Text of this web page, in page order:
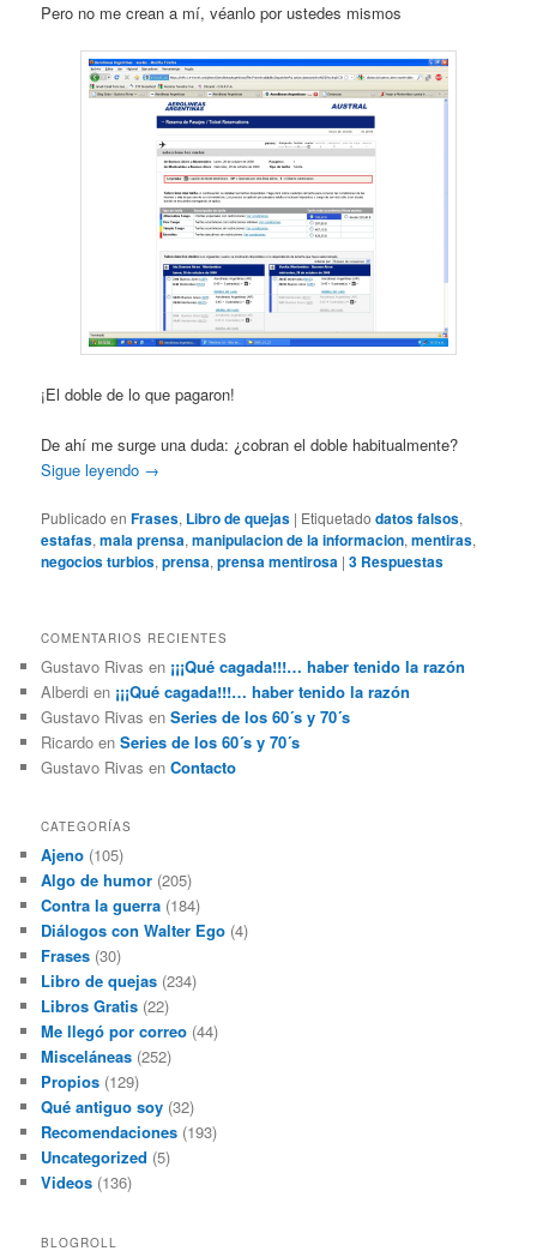
Pero no me crean a mí, véanlo por ustedes mismos
¡El doble de lo que pagaron!
De ahí me surge una duda: ¿cobran el doble habitualmente?
Sigue leyendo →
Publicado en Frases, Libro de quejas | Etiquetado datos falsos,
estafas,mala prensa,manipulacion de la informacion,mentiras,
negocios turbios,prensa,prensa mentirosa |3 Respuestas
COMENTARIOS RECIENTES
Gustavo Rivas en ¡¡¡Qué cagada!!!… haber tenido la razón
Alberdi en ¡¡¡Qué cagada!!!… haber tenido la razón
Gustavo Rivas enSeries de los 60´s y 70´s
Ricardo enSeries de los 60´s y 70´s
Gustavo Rivas enContacto
CATEGORÍAS
Ajeno (105)
Algo de humor (205)
Contra la guerra (184)
Diálogos con Walter Ego (4)
Frases (30)
Libro de quejas (234)
Libros Gratis (22)
Me llegó por correo (44)
Misceláneas (252)
Propios (129)
Qué antiguo soy (32)
Recomendaciones (193)
Uncategorized (5)
Videos (136)
BLOGROLL